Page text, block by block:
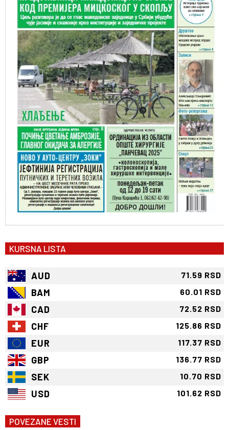
KURSNA LISTA
AUD 71.59 RSD
BAM 60.01 RSD
CAD 72.52 RSD
CHF 125.86 RSD
EUR 117.37 RSD
GBP 136.77 RSD
SEK 10.70 RSD
USD 101.62 RSD
POVEZANE VESTI